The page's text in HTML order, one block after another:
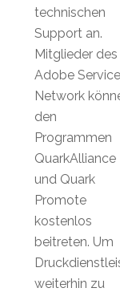
technischen
Support an.
Mitglieder des
Adobe Service
Network
den
Programmen
QuarkAlliance
und Quark
Promote
kostenlos
beitreten. Um
weiterhin zu